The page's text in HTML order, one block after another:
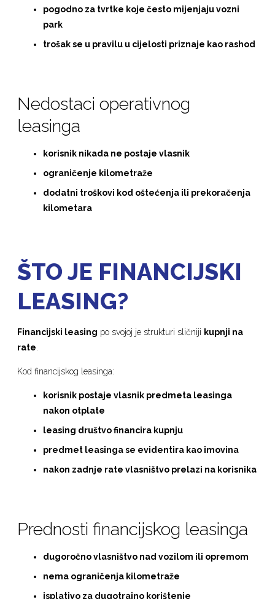
pogodno za tvrtke koje često mijenjaju vozni
park
trošak se u pravilu u cijelosti priznaje kao rashod
Nedostaci operativnog
leasinga
korisnik nikada ne postaje vlasnik
ograničenje kilometraže
dodatni troškovi kod oštećenja ili prekoračenja
kilometara
ŠTO JE FINANCIJSKI
LEASING?
Financijski leasing po svojoj je strukturi sličniji kupnji na
rate
Kod financijskog leasinga:
korisnik postaje vlasnik predmeta leasinga
nakon otplate
leasing društvo financira kupnju
predmet leasinga se evidentira kao imovina
nakon zadnje rate vlasništvo prelazi na korisnika
Prednosti financijskog leasinga
dugoročno vlasništvo nad vozilom ili opremom
nema ograničenja kilometraže
isplativo za dugotrajno korištenje